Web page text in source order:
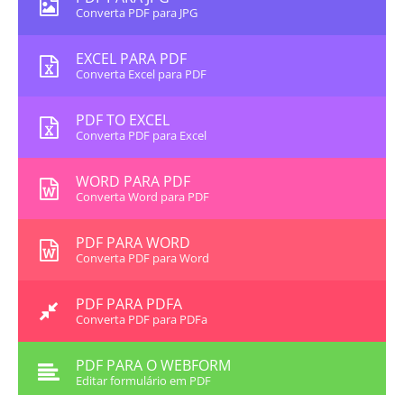
Converta PDF para JPG
EXCEL PARA PDF
Converta Excel para PDF
PDF TO EXCEL
Converta PDF para Excel
WORD PARA PDF
Converta Word para PDF
PDF PARA WORD
Converta PDF para Word
PDF PARA PDFA
Converta PDF para PDFa
PDF PARA O WEBFORM
Editar formulário em PDF